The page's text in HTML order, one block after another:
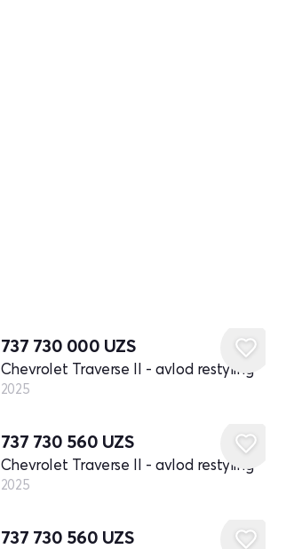
737 730 000 UZS
Chevrolet Traverse II - avlod restyling
2025
737 730 560 UZS
Chevrolet Traverse II - avlod restyling
2025
737 730 560 UZS